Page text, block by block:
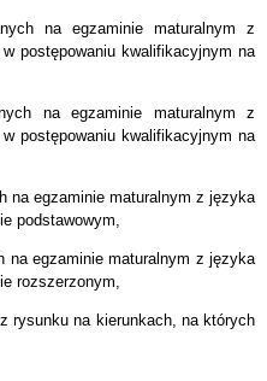
na egzaminie maturalnym z
postępowaniu kwalifikacyjnym na
na egzaminie maturalnym z
postępowaniu kwalifikacyjnym na
na egzaminie maturalnym z języka
podstawowym,
na egzaminie maturalnym z języka
rozszerzonym,
rysunku na kierunkach, na których